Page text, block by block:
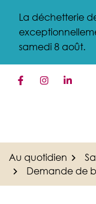
contenu
La déchetterie
samedi 8 août.
Lien vers le
Lien vers
Lien
Au quotidien
Demande de